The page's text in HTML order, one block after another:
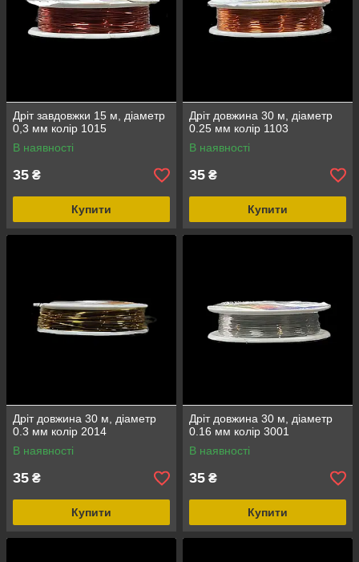
Дріт завдовжки 15 м, діаметр
0,3 мм колір 1015
В наявності
35 ₴
Купити
Дріт довжина 30 м, діаметр
0.25 мм колір 1103
В наявності
35 ₴
Купити
Дріт довжина 30 м, діаметр
0.3 мм колір 2014
В наявності
35 ₴
Купити
Дріт довжина 30 м, діаметр
0.16 мм колір 3001
В наявності
35 ₴
Купити